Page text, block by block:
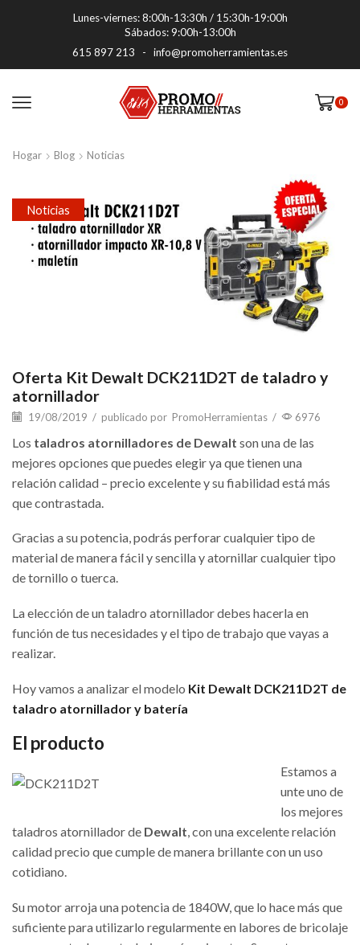
Lunes-viernes: 8:00h-13:30h / 15:30h-19:00h
Sábados: 9:00h-13:00h
615 897 213 - info@promoherramientas.es
0
Hogar Blog Noticias
Noticias
Oferta Kit Dewalt DCK211D2T de taladro y
atornillador
19/08/2019 / publicado por PromoHerramientas / 6976
Los taladros atornilladores de Dewalt son una de las
mejores opciones que puedes elegir ya que tienen una
relación calidad – precio excelente y su fiabilidad está más
que contrastada.
Gracias a su potencia, podrás perforar cualquier tipo de
material de manera fácil y sencilla y atornillar cualquier tipo
de tornillo o tuerca.
La elección de un taladro atornillador debes hacerla en
función de tus necesidades y el tipo de trabajo que vayas a
realizar.
Hoy vamos a analizar el modelo Kit Dewalt DCK211D2T de
taladro atornillador y batería
El producto
Estamos a
unte uno de
los mejores
taladros atornillador de Dewalt, con una excelente relación
calidad precio que cumple de manera brillante con un uso
cotidiano.
Su motor arroja una potencia de 1840W, que lo hace más que
suficiente para utilizarlo regularmente en labores de bricolaje